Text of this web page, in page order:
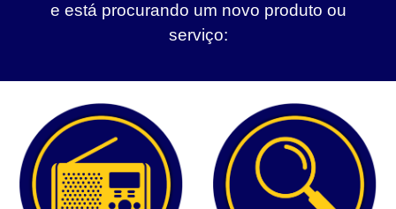
e está procurando um novo produto ou
serviço: